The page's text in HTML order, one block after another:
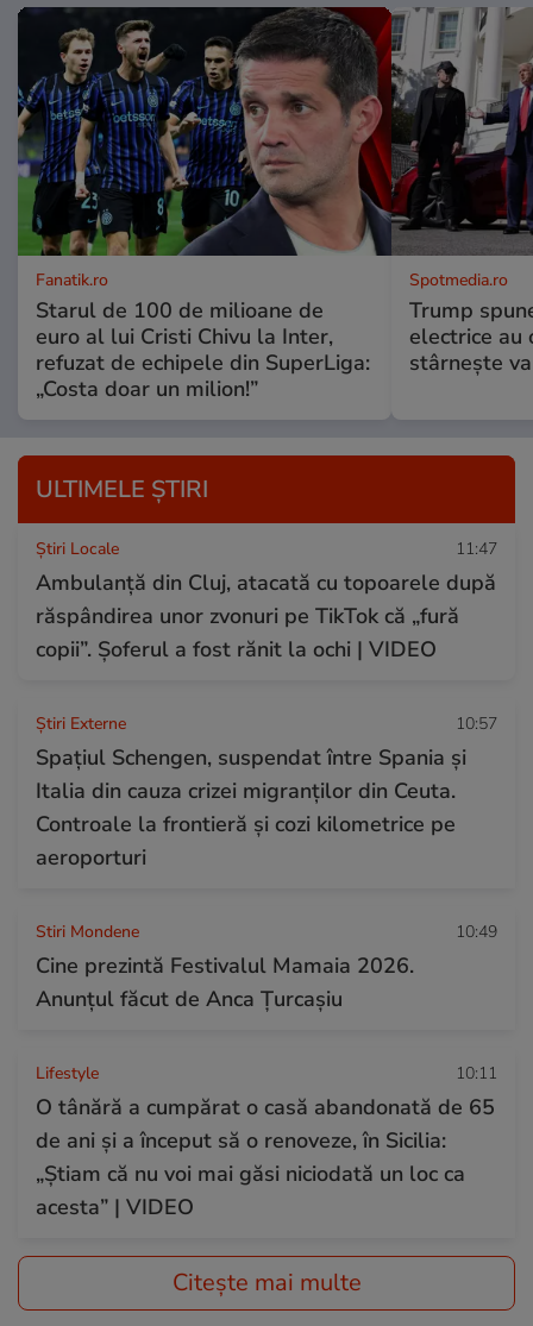
Fanatik.ro
Starul de 100 de milioane de
euro al lui Cristi Chivu la Inter,
refuzat de echipele din SuperLiga:
„Costa doar un milion!”
Spotmedia.ro
Trump
electrice au
stârnește
ULTIMELE ȘTIRI
Știri Locale 11:47
Ambulanță din Cluj, atacată cu topoarele după
răspândirea unor zvonuri pe TikTok că „fură
copii”. Șoferul a fost rănit la ochi | VIDEO
Știri Externe 10:57
Spațiul Schengen, suspendat între Spania și
Italia din cauza crizei migranților din Ceuta.
Controale la frontieră și cozi kilometrice pe
aeroporturi
Stiri Mondene 10:49
Cine prezintă Festivalul Mamaia 2026.
Anunțul făcut de Anca Țurcașiu
Lifestyle 10:11
O tânără a cumpărat o casă abandonată de 65
de ani și a început să o renoveze, în Sicilia:
„Știam că nu voi mai găsi niciodată un loc ca
acesta” | VIDEO
Citește mai multe